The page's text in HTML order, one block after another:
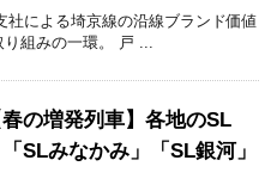
社による埼京線の沿線ブランド価値
り組みの一環。 戸 ...
の増発列車】各地のSL
「SLみなかみ」「SL銀河」